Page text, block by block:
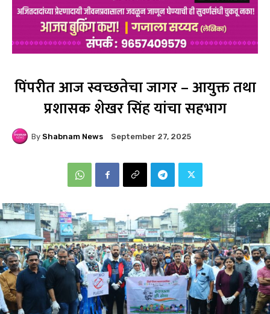
पिंपरीत आज स्वच्छतेचा जागर – आयुक्त तथा
प्रशासक शेखर सिंह यांचा सहभाग
By Shabnam News September 27, 2025